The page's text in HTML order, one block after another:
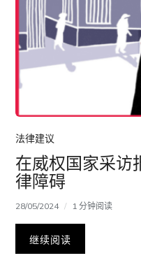
法律建议
在威权国家采访
律障碍
28/05/2024 1 分钟阅读
继续阅读